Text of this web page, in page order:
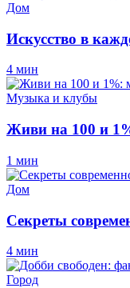
Дом
Искусство в
4 мин
Музыка и клубы
Живи на 100 и
1 мин
Дом
Секреты
4 мин
Город